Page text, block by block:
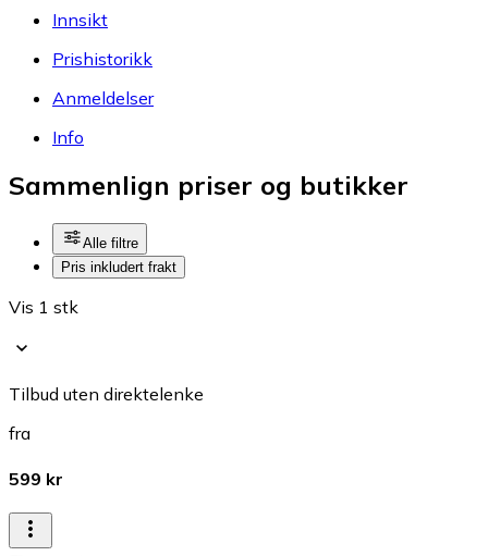
Innsikt
Prishistorikk
Anmeldelser
Info
Sammenlign priser og butikker
Alle filtre
Pris inkludert frakt
Vis 1 stk
Tilbud uten direktelenke
fra
599 kr